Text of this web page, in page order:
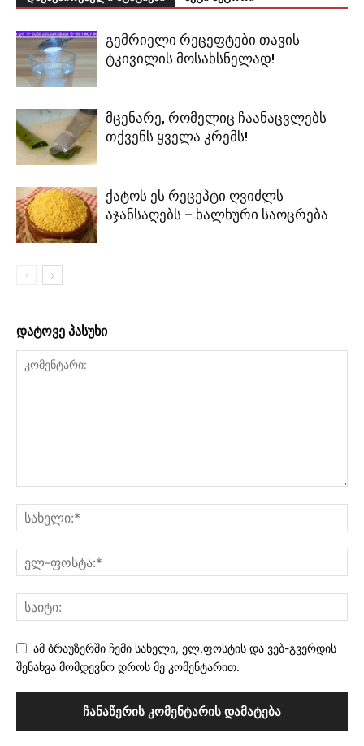
გემრიელი რეცეფტები თავის
ტკივილის მოსახსნელად!
მცენარე, რომელიც ჩაანაცვლებს
თქვენს ყველა კრემს!
ქატოს ეს რეცეპტი ღვიძლს
აჯანსაღებს – ხალხური საოცრება
დატოვე პასუხი
ამ ბრაუზერში ჩემი სახელი, ელ.ფოსტის და ვებ-გვერდის
შენახვა მომდევნო დროს მე კომენტარით.